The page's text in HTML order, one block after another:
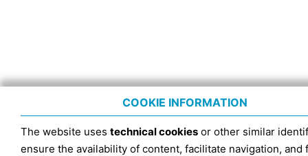
COOKIE INFORMATION
The website uses technical cookies or other similar
ensure the availability of content, facilitate navigation, and